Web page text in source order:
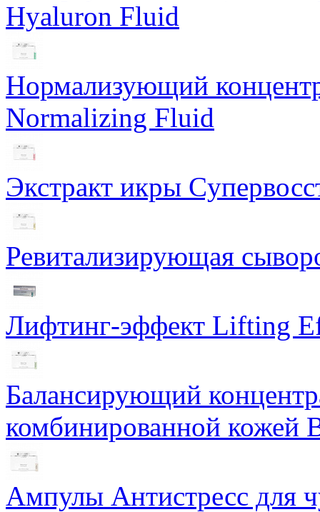
Hyaluron Fluid
Нормализующий
Normalizing Fluid
Экстракт икры
Ревитализирующая
Лифтинг-эффект Lifting
Балансирующий
комбинированной кожей
Ампулы Антистресс для